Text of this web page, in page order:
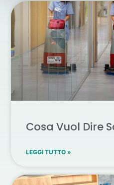
Cosa Vuol Dire
LEGGI TUTTO »